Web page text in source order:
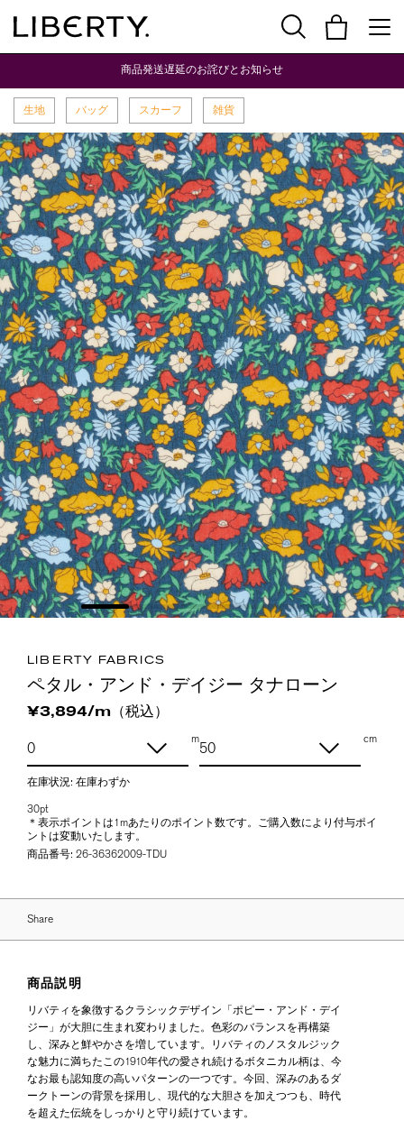
商品発送遅延のお詫びとお知らせ
生地 バッグ スカーフ 雑貨
LIBERTY FABRICS
ペタル・アンド・デイジー タナローン
¥3,894/m（税込）
m cm
在庫状況: 在庫わずか
30pt
＊表示ポイントは1mあたりのポイント数です。ご購入数により付与ポイ
ントは変動いたします。
商品番号: 26-36362009-TDU
Share
商品説明
リバティを象徴するクラシックデザイン「ポピー・アンド・デイ
ジー」が大胆に生まれ変わりました。色彩のバランスを再構築
し、深みと鮮やかさを増しています。リバティのノスタルジック
な魅力に満ちたこの1910年代の愛され続けるボタニカル柄は、今
なお最も認知度の高いパターンの一つです。今回、深みのあるダ
ークトーンの背景を採用し、現代的な大胆さを加えつつも、時代
を超えた伝統をしっかりと守り続けています。